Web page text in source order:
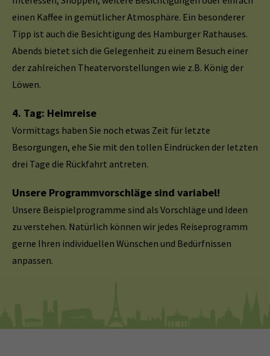
einen Kaffee in gemütlicher Atmosphäre. Ein besonderer
Tipp ist auch die Besichtigung des Hamburger Rathauses.
Abends bietet sich die Gelegenheit zu einem Besuch einer
der zahlreichen Theatervorstellungen wie z.B. König der
Löwen.
4. Tag: Heimreise
Vormittags haben Sie noch etwas Zeit für letzte
Besorgungen, ehe Sie mit den tollen Eindrücken der letzten
drei Tage die Rückfahrt antreten.
Unsere Programmvorschläge sind variabel!
Unsere Beispielprogramme sind als Vorschläge und Ideen
zu verstehen. Natürlich können wir jedes Reiseprogramm
gerne Ihren individuellen Wünschen und Bedürfnissen
anpassen.